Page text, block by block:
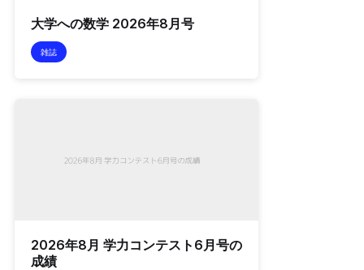
大学への数学 2026年8月号
雑誌
2026年8月 学力コンテスト6月号の
成績